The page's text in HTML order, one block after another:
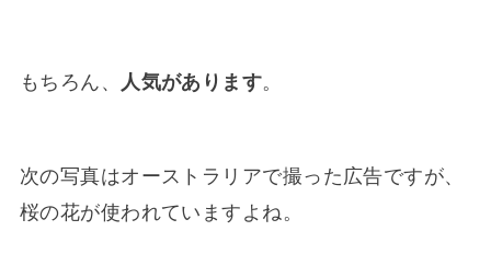
もちろん、 人気があります。
次の写真はオーストラリアで撮った広告ですが、
桜の花が使われていますよね。